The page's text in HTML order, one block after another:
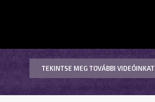
TEKINTSE MEG TOVÁBBI VIDEÓINKAT